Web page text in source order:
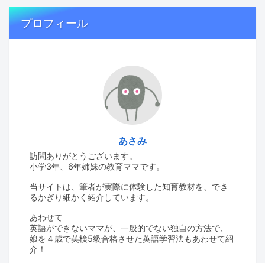
プロフィール
あさみ
訪問ありがとうございます。
小学3年、6年姉妹の教育ママです。
当サイトは、筆者が実際に体験した知育教材を、でき
るかぎり細かく紹介しています。
あわせて
英語ができないママが、一般的でない独自の方法で、
娘を４歳で英検5級合格させた英語学習法もあわせて紹
介！